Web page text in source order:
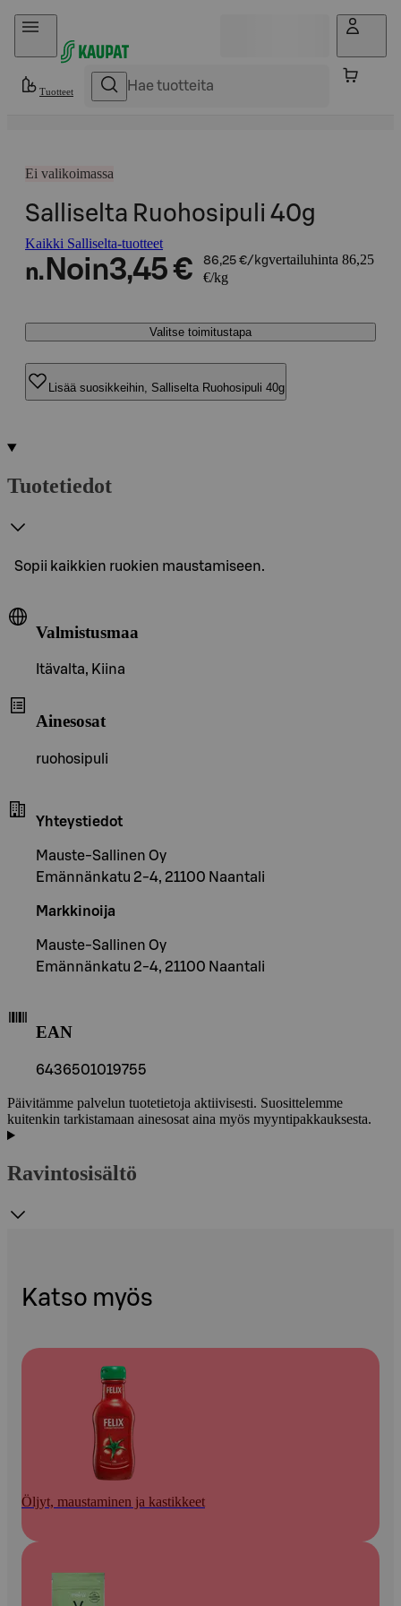
Hyppää sisältöön
Tuotteet
Ei valikoimassa
Salliselta Ruohosipuli 40g
Kaikki Salliselta-tuotteet
n. Noin3,45 € 86,25 €/kgvertailuhinta 86,25
€/kg
Valitse toimitustapa
Lisää suosikkeihin, Salliselta Ruohosipuli 40g
Tuotetiedot
Sopii kaikkien ruokien maustamiseen.
Valmistusmaa
Itävalta, Kiina
Ainesosat
ruohosipuli
Yhteystiedot
Mauste-Sallinen Oy
Emännänkatu 2-4, 21100 Naantali
Markkinoija
Mauste-Sallinen Oy
Emännänkatu 2-4, 21100 Naantali
EAN
6436501019755
Päivitämme palvelun tuotetietoja aktiivisesti. Suosittelemme
kuitenkin tarkistamaan ainesosat aina myös myyntipakkauksesta.
Ravintosisältö
Katso myös
Öljyt, maustaminen ja kastikkeet